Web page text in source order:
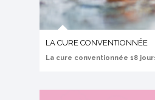
LA CURE CONVENTIONNÉE
La cure conventionnée 18